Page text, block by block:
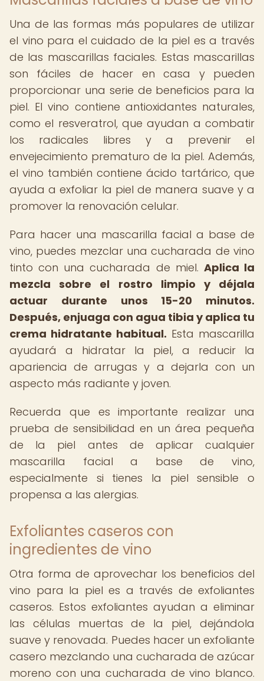
Una de las formas más populares de utilizar
el vino para el cuidado de la piel es a través
de las mascarillas faciales. Estas mascarillas
son fáciles de hacer en casa y pueden
proporcionar una serie de beneficios para la
piel. El vino contiene antioxidantes naturales,
como el resveratrol, que ayudan a combatir
los radicales libres y a prevenir el
envejecimiento prematuro de la piel. Además,
el vino también contiene ácido tartárico, que
ayuda a exfoliar la piel de manera suave y a
promover la renovación celular.
Para hacer una mascarilla facial a base de
vino, puedes mezclar una cucharada de vino
tinto con una cucharada de miel. Aplica la
mezcla sobre el rostro limpio y déjala
actuar durante unos 15-20 minutos.
Después, enjuaga con agua tibia y aplica tu
crema hidratante habitual. Esta mascarilla
ayudará a hidratar la piel, a reducir la
apariencia de arrugas y a dejarla con un
aspecto más radiante y joven.
Recuerda que es importante realizar una
prueba de sensibilidad en un área pequeña
de la piel antes de aplicar cualquier
mascarilla facial a base de vino,
especialmente si tienes la piel sensible o
propensa a las alergias.
Exfoliantes caseros con
ingredientes de vino
Otra forma de aprovechar los beneficios del
vino para la piel es a través de exfoliantes
caseros. Estos exfoliantes ayudan a eliminar
las células muertas de la piel, dejándola
suave y renovada. Puedes hacer un exfoliante
casero mezclando una cucharada de azúcar
moreno con una cucharada de vino blanco.